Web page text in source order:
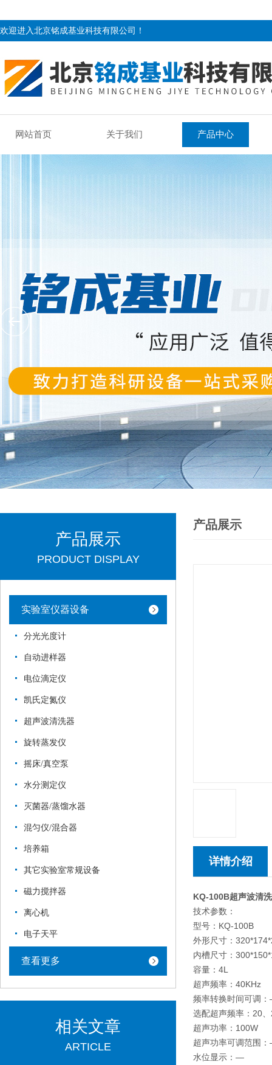
欢迎进入北京铭成基业科技有限公司！
网站首页 关于我们 产品中心
产品展示
PRODUCT DISPLAY
实验室仪器设备
分光光度计
自动进样器
电位滴定仪
凯氏定氮仪
超声波清洗器
旋转蒸发仪
摇床/真空泵
水分测定仪
灭菌器/蒸馏水器
混匀仪/混合器
培养箱
其它实验室常规设备
磁力搅拌器
离心机
电子天平
查看更多
相关文章
ARTICLE
产品展示
详情介绍
KQ-100B超声波清
技术参数：
型号：KQ-100B
外形尺寸：
内槽尺寸：
容量：4L
超声频率：40KHz
频率转换时间可调
选配超声频率：20
超声功率：100W
超声功率可调范围
水位显示：—